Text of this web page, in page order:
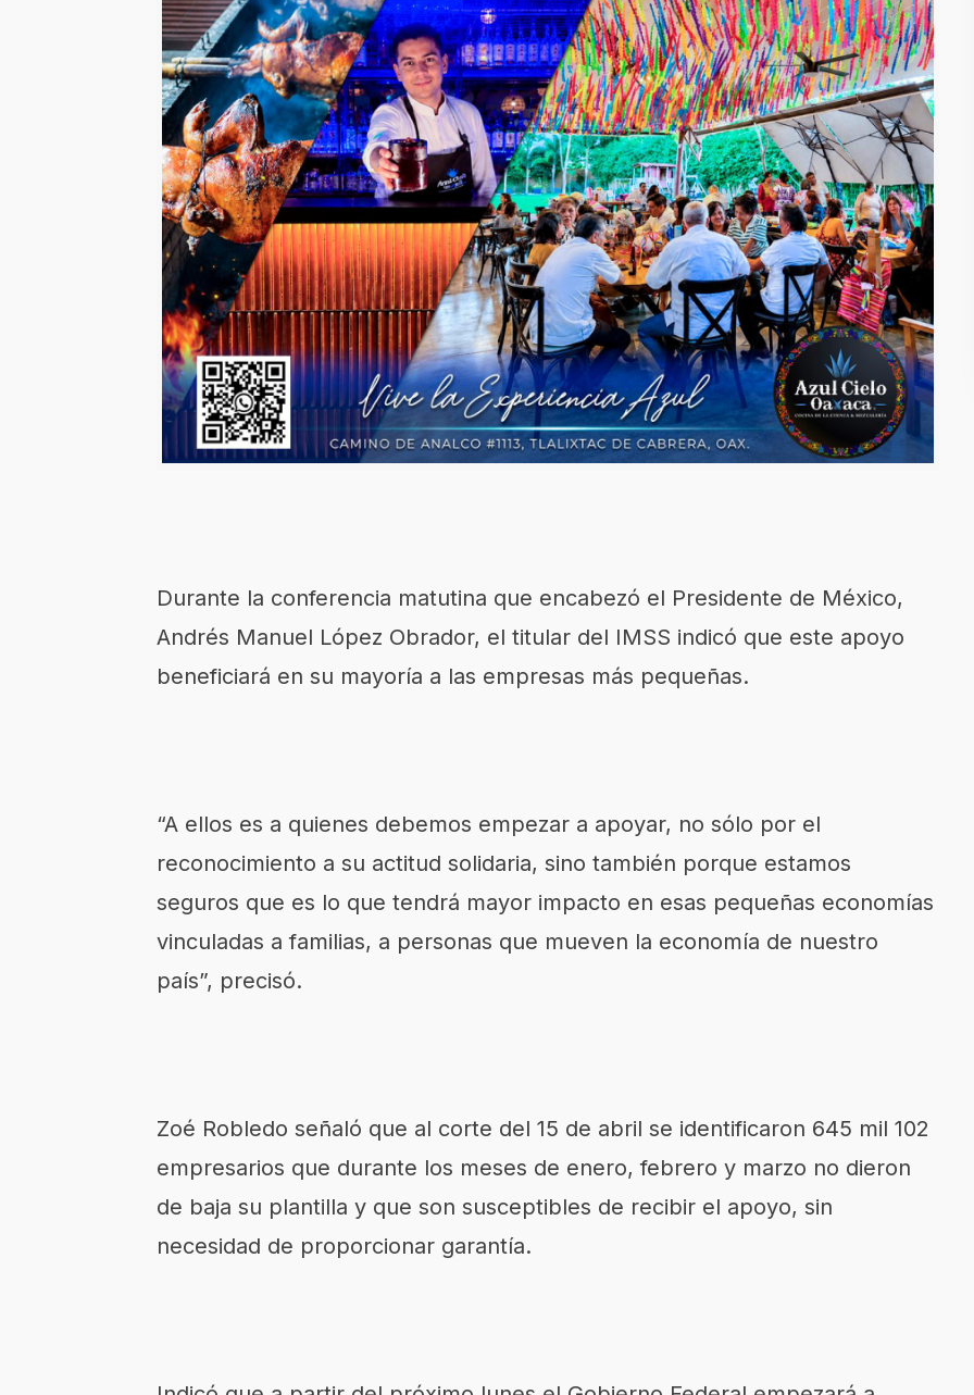
Durante la conferencia matutina que encabezó el Presidente de México,
Andrés Manuel López Obrador, el titular del IMSS indicó que este apoyo
beneficiará en su mayoría a las empresas más pequeñas.
“A ellos es a quienes debemos empezar a apoyar, no sólo por el
reconocimiento a su actitud solidaria, sino también porque estamos
seguros que es lo que tendrá mayor impacto en esas pequeñas economías
vinculadas a familias, a personas que mueven la economía de nuestro
país”, precisó.
Zoé Robledo señaló que al corte del 15 de abril se identificaron 645 mil 102
empresarios que durante los meses de enero, febrero y marzo no dieron
de baja su plantilla y que son susceptibles de recibir el apoyo, sin
necesidad de proporcionar garantía.